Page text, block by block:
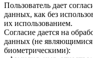
Пользователь дает
данных, как без
их использованием.
Согласие дается на
данных (не
биометрическими):